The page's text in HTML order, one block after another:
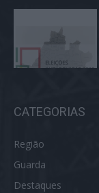
CATEGORIAS
Região
Guarda
Destaques